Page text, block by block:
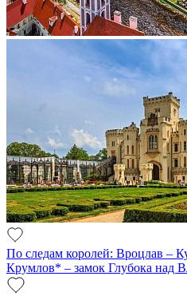
По следам королей: Вроцлав –
Крумлов* – замок Глубока над